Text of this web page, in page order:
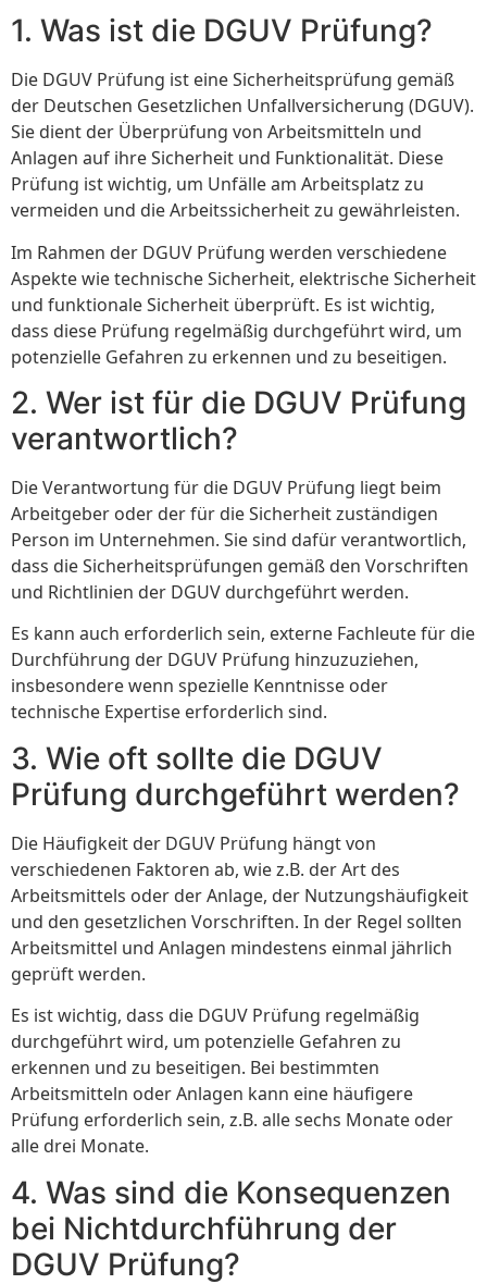
1. Was ist die DGUV Prüfung?
Die DGUV Prüfung ist eine Sicherheitsprüfung gemäß
der Deutschen Gesetzlichen Unfallversicherung (DGUV).
Sie dient der Überprüfung von Arbeitsmitteln und
Anlagen auf ihre Sicherheit und Funktionalität. Diese
Prüfung ist wichtig, um Unfälle am Arbeitsplatz zu
vermeiden und die Arbeitssicherheit zu gewährleisten.
Im Rahmen der DGUV Prüfung werden verschiedene
Aspekte wie technische Sicherheit, elektrische Sicherheit
und funktionale Sicherheit überprüft. Es ist wichtig,
dass diese Prüfung regelmäßig durchgeführt wird, um
potenzielle Gefahren zu erkennen und zu beseitigen.
2. Wer ist für die DGUV Prüfung
verantwortlich?
Die Verantwortung für die DGUV Prüfung liegt beim
Arbeitgeber oder der für die Sicherheit zuständigen
Person im Unternehmen. Sie sind dafür verantwortlich,
dass die Sicherheitsprüfungen gemäß den Vorschriften
und Richtlinien der DGUV durchgeführt werden.
Es kann auch erforderlich sein, externe Fachleute für die
Durchführung der DGUV Prüfung hinzuzuziehen,
insbesondere wenn spezielle Kenntnisse oder
technische Expertise erforderlich sind.
3. Wie oft sollte die DGUV
Prüfung durchgeführt werden?
Die Häufigkeit der DGUV Prüfung hängt von
verschiedenen Faktoren ab, wie z.B. der Art des
Arbeitsmittels oder der Anlage, der Nutzungshäufigkeit
und den gesetzlichen Vorschriften. In der Regel sollten
Arbeitsmittel und Anlagen mindestens einmal jährlich
geprüft werden.
Es ist wichtig, dass die DGUV Prüfung regelmäßig
durchgeführt wird, um potenzielle Gefahren zu
erkennen und zu beseitigen. Bei bestimmten
Arbeitsmitteln oder Anlagen kann eine häufigere
Prüfung erforderlich sein, z.B. alle sechs Monate oder
alle drei Monate.
4. Was sind die Konsequenzen
bei Nichtdurchführung der
DGUV Prüfung?